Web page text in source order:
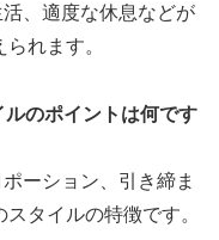
、適度な休息などが
れます。
のポイントは何です
ーション、引き締ま
タイルの特徴です。